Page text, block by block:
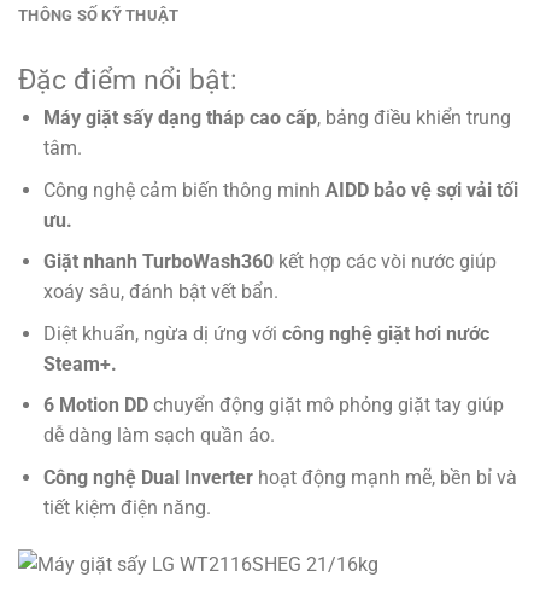
THÔNG SỐ KỸ THUẬT
Đặc điểm nổi bật:
Máy giặt sấy dạng tháp cao cấp, bảng điều khiển trung
tâm.
Công nghệ cảm biến thông minh AIDD bảo vệ sợi vải tối
ưu.
Giặt nhanh TurboWash360 kết hợp các vòi nước giúp
xoáy sâu, đánh bật vết bẩn.
Diệt khuẩn, ngừa dị ứng với công nghệ giặt hơi nước
Steam+.
6 Motion DD chuyển động giặt mô phỏng giặt tay giúp
dễ dàng làm sạch quần áo.
Công nghệ Dual Inverterhoạt động mạnh mẽ, bền bỉ và
tiết kiệm điện năng.